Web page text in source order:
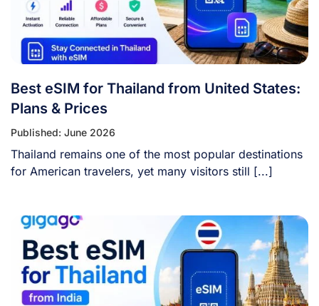
Best eSIM for Thailand from United States:
Plans & Prices
Published: June 2026
Thailand remains one of the most popular destinations
for American travelers, yet many visitors still [...]